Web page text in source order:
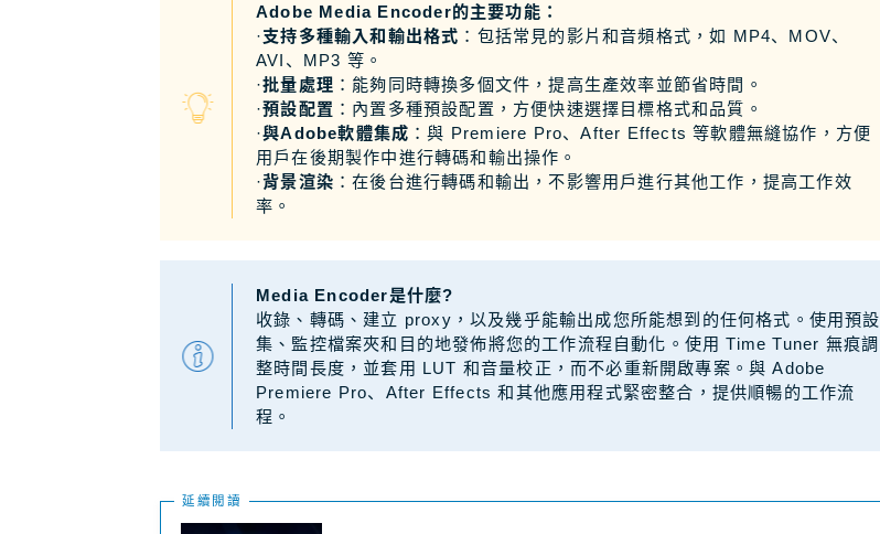
Adobe Media Encoder的主要功能：
·支持多種輸入和輸出格式 ：包括常見的影片和音頻格式，如 MP4、MOV、
AVI、MP3 等。
·批量處理 ：能夠同時轉換多個文件，提高生產效率並節省時間。
·預設配置 ：內置多種預設配置，方便快速選擇目標格式和品質。
·與Adobe軟體集成 ：與 Premiere Pro、After Effects 等軟體無縫協作，方便
用戶在後期製作中進行轉碼和輸出操作。
·背景渲染 ：在後台進行轉碼和輸出，不影響用戶進行其他工作，提高工作效
率。
Media Encoder是什麼?
收錄、轉碼、建立 proxy，以及幾乎能輸出成您所能想到的任何格式。使用預設
集、監控檔案夾和目的地發佈將您的工作流程自動化。使用 Time Tuner 無痕調
整時間長度，並套用 LUT 和音量校正，而不必重新開啟專案。與 Adobe
Premiere Pro、After Effects 和其他應用程式緊密整合，提供順暢的工作流
程。
延續閲讀